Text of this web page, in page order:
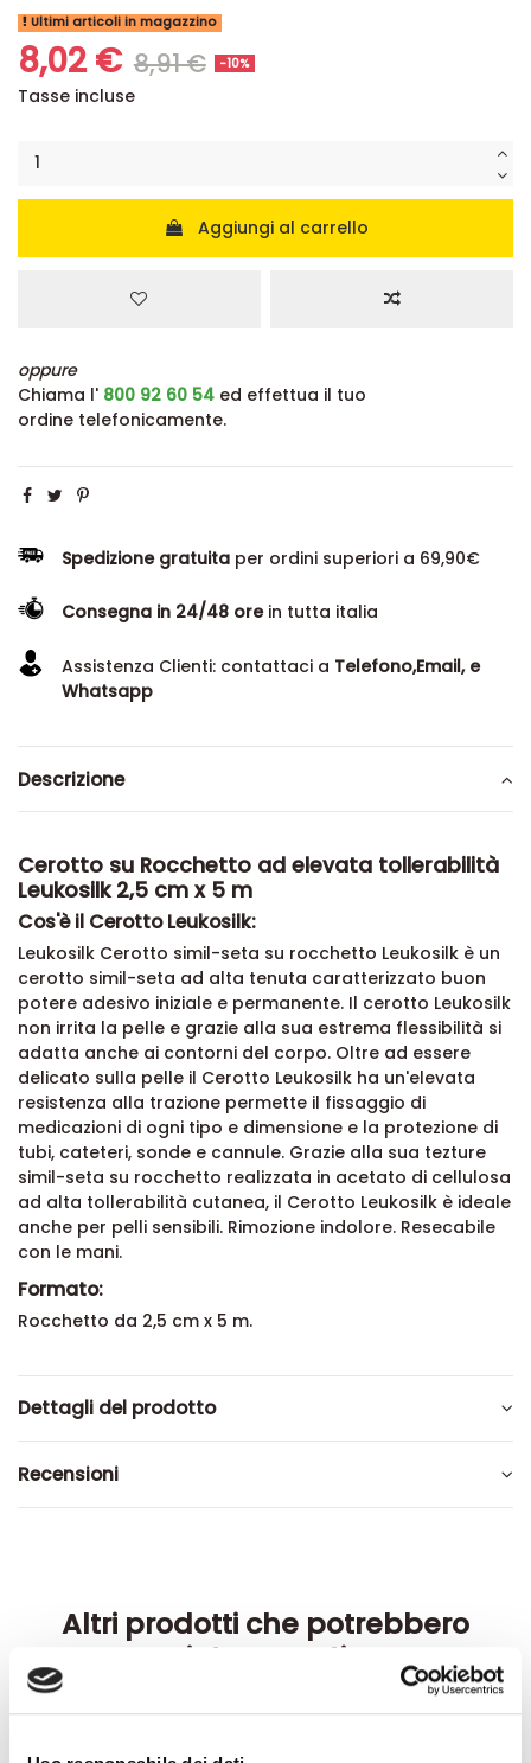
Ultimi articoli in magazzino
8,02 € 8,91 € -10%
Tasse incluse
Aggiungi al carrello
oppure
Chiama l' 800 92 60 54 ed effettua il tuo
ordine telefonicamente.
Spedizione gratuita per ordini superiori a 69,90€
Consegna in 24/48 orein tutta italia
Assistenza Clienti: contattaci a Telefono,Email, e
Whatsapp
Descrizione
Cerotto su Rocchetto ad elevata tollerabilità
Leukosilk 2,5 cm x 5 m
Cos'è il Cerotto Leukosilk:
Leukosilk Cerotto simil-seta su rocchetto Leukosilk è un
cerotto simil-seta ad alta tenuta caratterizzato buon
potere adesivo iniziale e permanente. Il cerotto Leukosilk
non irrita la pelle e grazie alla sua estrema flessibilità si
adatta anche ai contorni del corpo. Oltre ad essere
delicato sulla pelle il Cerotto Leukosilk ha un'elevata
resistenza alla trazione permette il fissaggio di
medicazioni di ogni tipo e dimensione e la protezione di
tubi, cateteri, sonde e cannule. Grazie alla sua tezture
simil-seta su rocchetto realizzata in acetato di cellulosa
ad alta tollerabilità cutanea, il Cerotto Leukosilk è ideale
anche per pelli sensibili. Rimozione indolore. Resecabile
con le mani.
Formato:
Rocchetto da 2,5 cm x 5 m.
Dettagli del prodotto
Recensioni
Altri prodotti che potrebbero
interessarti
-42% -42%